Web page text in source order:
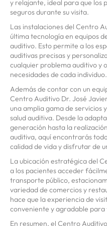
y relajante, ideal para que los
seguros durante su visita.
Las instalaciones del Centro
última tecnología en equipos
auditivo. Esto permite a los
auditivas precisas y
cualquier problema auditivo y
necesidades de cada individuo.
Además de contar con un
Centro Auditivo Dr. José
una amplia gama de servicios
salud auditiva. Desde la
generación hasta la
auditiva, aquí encontrarás
calidad de vida y disfrutar de
La ubicación estratégica del
a los pacientes acceder
transporte público,
variedad de comercios y
hace que la experiencia de
conveniente y agradable para
En resumen, el Centro